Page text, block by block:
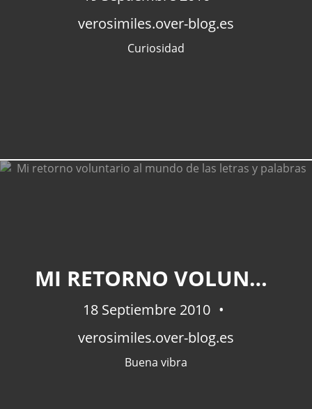
verosimiles.over-blog.es
Curiosidad
MI RETORNO VOLUNTARIO AL MUNDO DE LAS LETRAS Y PALABRAS
18 Septiembre 2010
verosimiles.over-blog.es
Buena vibra